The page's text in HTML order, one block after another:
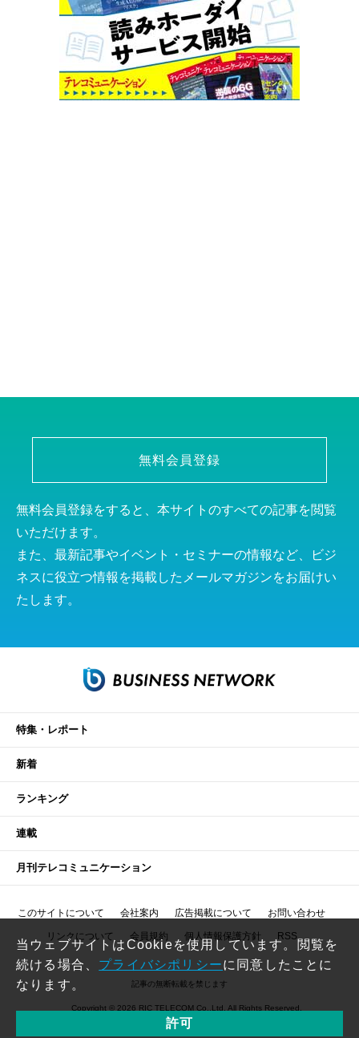
無料会員登録
無料会員登録をすると、本サイトのすべての記事を閲覧
いただけます。
また、最新記事やイベント・セミナーの情報など、ビジ
ネスに役立つ情報を掲載したメールマガジンをお届けい
たします。
特集・レポート
新着
ランキング
連載
月刊テレコミュニケーション
このサイトについて 会社案内 広告掲載について お問い合わせ
リンクについて 会員規約 個人情報保護方針 RSS
記事の無断転載を禁じます
Copyright © 2026 RIC TELECOM Co.,Ltd. All Rights Reserved.
当ウェブサイトはCookieを使用しています。閲覧を
続ける場合、 プライバシポリシーに同意したことに
なります。
許可